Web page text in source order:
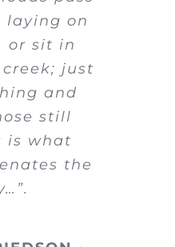
laying on
or sit in
just
and
still
is what
the